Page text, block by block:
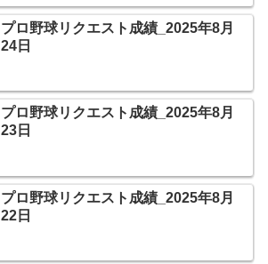
プロ野球リクエスト成績_2025年8月
24日
プロ野球リクエスト成績_2025年8月
23日
プロ野球リクエスト成績_2025年8月
22日